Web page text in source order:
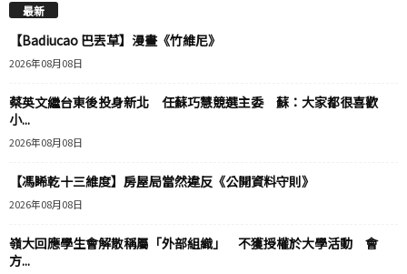
最新
【Badiucao 巴丟草】漫畫《竹維尼》
2026年08月08日
蔡英文繼台東後投身新北 任蘇巧慧競選主委 蘇：大家都很喜歡
小...
2026年08月08日
【馮睎乾十三維度】房屋局當然違反《公開資料守則》
2026年08月08日
嶺大回應學生會解散稱屬「外部組織」 不獲授權於大學活動 會
方...